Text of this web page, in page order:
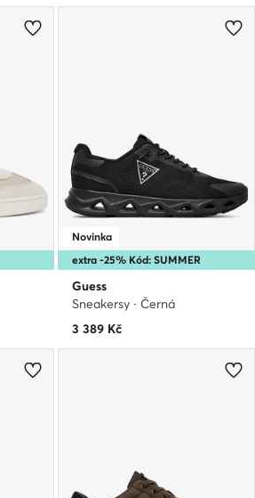
extra -25% Kód: SUMMER
Novinka
Guess
Sneakersy · Černá
3 389 Kč